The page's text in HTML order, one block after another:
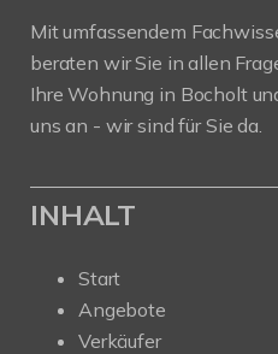
Mit umfassendem
beraten wir Sie in allen
Ihre Wohnung in Bocholt
uns an - wir sind für Sie da.
INHALT
Start
Angebote
Verkäufer